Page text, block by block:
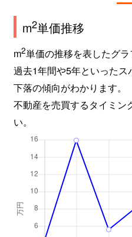
m2単価推移
m2単価の推移を表したグラ
過去1年間や5年といったス
下落の傾向がわかります。
不動産を売買するタイミン
い。